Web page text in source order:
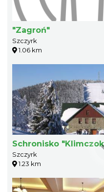
"Zagroń"
Szczyrk
1.06 km
Schronisko
Szczyrk
1.23 km